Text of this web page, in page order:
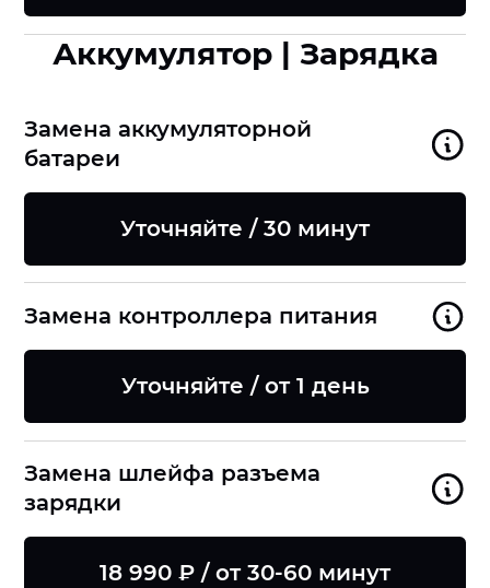
Аккумулятор | Зарядка
Замена аккумуляторной
батареи
Уточняйте / 30 минут
Замена контроллера питания
Уточняйте / от 1 день
Замена шлейфа разъема
зарядки
18 990 ₽ / от 30-60 минут